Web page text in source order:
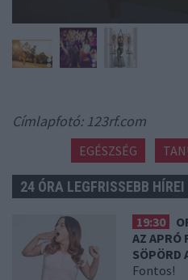
Címlapfotó: 123rf.com
EGÉSZSÉG
24 ÓRA LEGFRISSEBB HÍREI
19:30
AZ APRÓ
SÖPÖRD
Fontos!